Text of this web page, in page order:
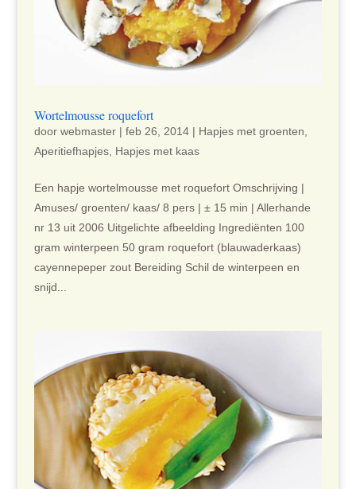
Wortelmousse roquefort
door webmaster| feb 26, 2014| Hapjes met groenten
Aperitiefhapjes, Hapjes met kaas
Een hapje wortelmousse met roquefort Omschrijving |
Amuses/ groenten/ kaas/ 8 pers | ± 15 min | Allerhande
nr 13 uit 2006 Uitgelichte afbeelding Ingrediënten 100
gram winterpeen 50 gram roquefort (blauwaderkaas)
cayennepeper zout Bereiding Schil de winterpeen en
snijd...